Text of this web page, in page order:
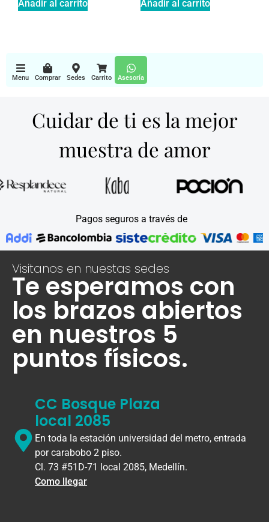
Añadir al carrito Añadir al carrito
Menu Comprar Sedes Carrito Asesoría
Cuidar de ti es la mejor
muestra de amor
Pagos seguros a través de
Visitanos en nuestas sedes
Te esperamos con
los brazos abiertos
en nuestros 5
puntos físicos.
CC Bosque Plaza
local 2085
En toda la estación universidad del metro, entrada
por carabobo 2 piso.
Cl. 73 #51D-71 local 2085, Medellín.
Como llegar